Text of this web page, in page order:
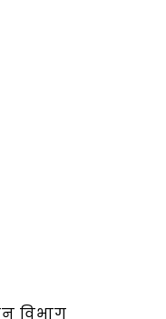
विभाग